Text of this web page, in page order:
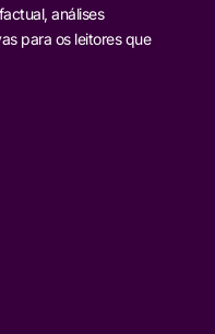
análises
para os leitores que